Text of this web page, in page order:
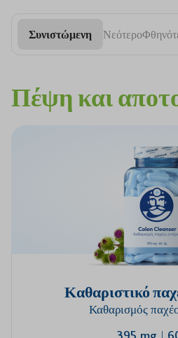
στην
HACCP και
GMP
Συνιστώμενη Νεότερο
Πέψη και
Καθαριστικό
Καθαρισμός